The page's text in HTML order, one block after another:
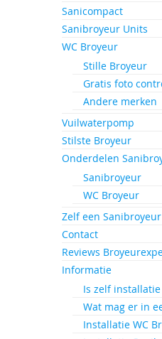
Sanicompact
Sanibroyeur Units
WC Broyeur
Stille Broyeur
Gratis foto
Andere merken
Vuilwaterpomp
Stilste Broyeur
Onderdelen
Sanibroyeur
WC Broyeur
Zelf een
Contact
Reviews
Informatie
Is zelf
Wat mag er in
Installatie WC